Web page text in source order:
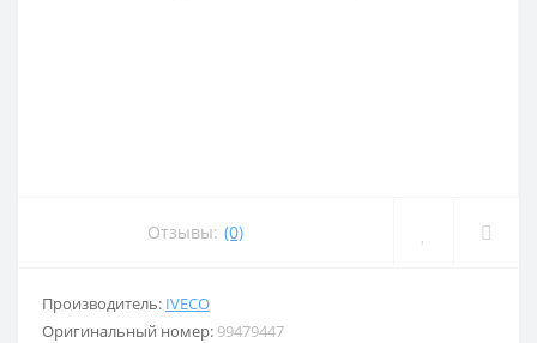
Отзывы: (0)
Производитель: IVECO
Оригинальный номер: 99479447